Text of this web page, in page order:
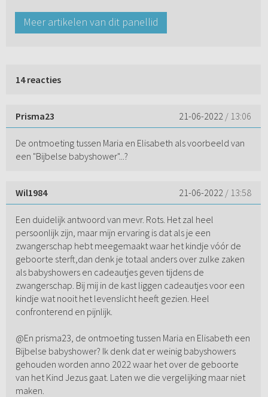
Meer artikelen van dit panellid
14 reacties
Prisma23 21-06-2022 / 13:06
De ontmoeting tussen Maria en Elisabeth als voorbeeld van
een "Bijbelse babyshower"...?
Wil1984 21-06-2022 / 13:58
Een duidelijk antwoord van mevr. Rots. Het zal heel
persoonlijk zijn, maar mijn ervaring is dat als je een
zwangerschap hebt meegemaakt waar het kindje vóór de
geboorte sterft,dan denk je totaal anders over zulke zaken
als babyshowers en cadeautjes geven tijdens de
zwangerschap. Bij mij in de kast liggen cadeautjes voor een
kindje wat nooit het levenslicht heeft gezien. Heel
confronterend en pijnlijk.
@En prisma23, de ontmoeting tussen Maria en Elisabeth een
Bijbelse babyshower? Ik denk dat er weinig babyshowers
gehouden worden anno 2022 waar het over de geboorte
van het Kind Jezus gaat. Laten we die vergelijking maar niet
maken.